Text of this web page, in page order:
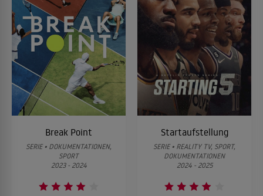
Break Point
SERIE • DOKUMENTATIONEN,
SPORT
2023 - 2024
Startaufstellung
SERIE • REALITY TV, SPORT,
DOKUMENTATIONEN
2024 - 2025